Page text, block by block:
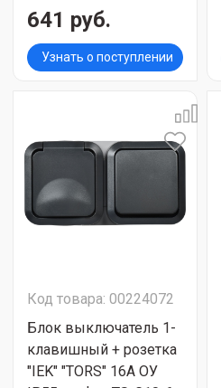
641 руб.
Узнать о поступлении
Код товара: 00224072
Блок выключатель 1-
клавишный + розетка
"IEK" "TORS" 16А ОУ